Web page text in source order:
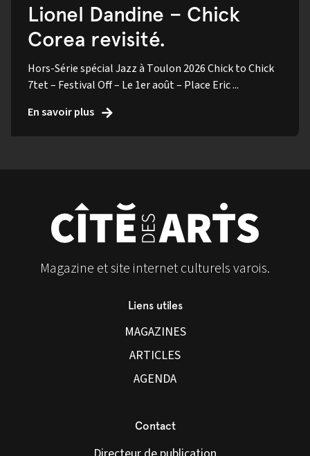
Lionel Dandine – Chick
Corea revisité.
Hors-Série spécial Jazz à Toulon 2026 Chick to Chick
7tet – Festival Off – Le 1er août – Place Eric ...
En savoir plus
Magazine et site internet culturels varois.
Liens utiles
MAGAZINES
ARTICLES
AGENDA
Contact